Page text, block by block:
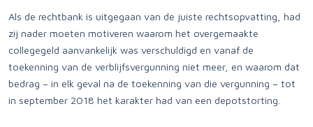
Als de rechtbank is uitgegaan van de juiste rechtsopvatting, had
zij nader moeten motiveren waarom het overgemaakte
collegegeld aanvankelijk was verschuldigd en vanaf de
toekenning van de verblijfsvergunning niet meer, en waarom dat
bedrag – in elk geval na de toekenning van die vergunning – tot
in september 2018 het karakter had van een depotstorting.